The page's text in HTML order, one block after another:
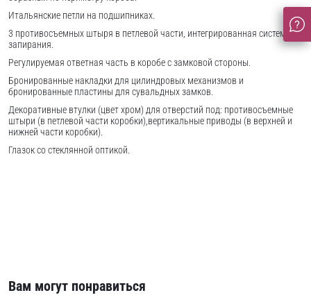
Итальянские петли на подшипниках.
3 противосъемных штыря в петлевой части, интегрированная система
запирания.
Регулируемая ответная часть в коробе с замковой стороны.
Бронированные накладки для цилиндровых механизмов и
бронированные пластины для сувальдных замков.
Декоративные втулки (цвет хром) для отверстий под: противосъемные
штыри (в петлевой части коробки),вертикальные приводы (в верхней и
нижней части коробки).
Глазок со стеклянной оптикой.
Вам могут понравиться